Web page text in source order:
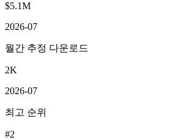
$5.1M
2026-07
월간 추정 다운로드
2K
2026-07
최고 순위
#2